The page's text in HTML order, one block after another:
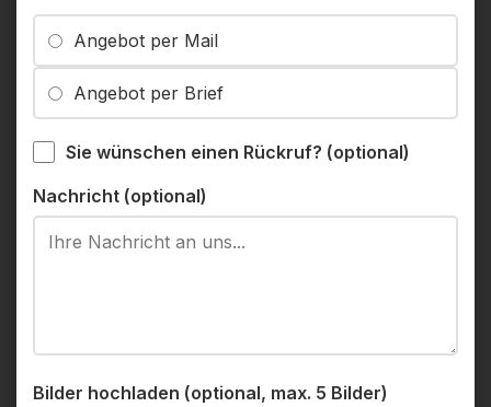
Angebot per Mail
Angebot per Brief
Sie wünschen einen Rückruf? (optional)
Nachricht (optional)
Bilder hochladen (optional, max. 5 Bilder)